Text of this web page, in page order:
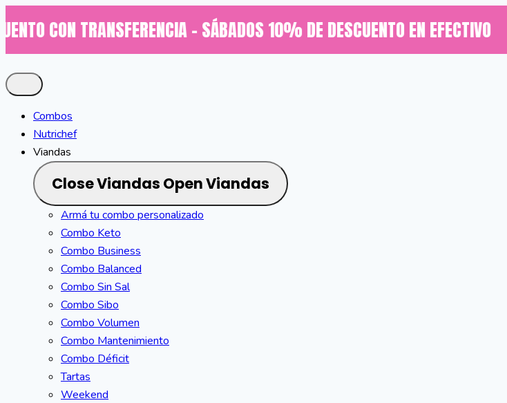
al
TRANSFERENCIA - SÁBADOS 10% DE DESCUENTO EN EFECTIVO
Combos
Nutrichef
Viandas
Close Viandas Open Viandas
Armá tu combo personalizado
Combo Keto
Combo Business
Combo Balanced
Combo Sin Sal
Combo Sibo
Combo Volumen
Combo Mantenimiento
Combo Déficit
Tartas
Weekend